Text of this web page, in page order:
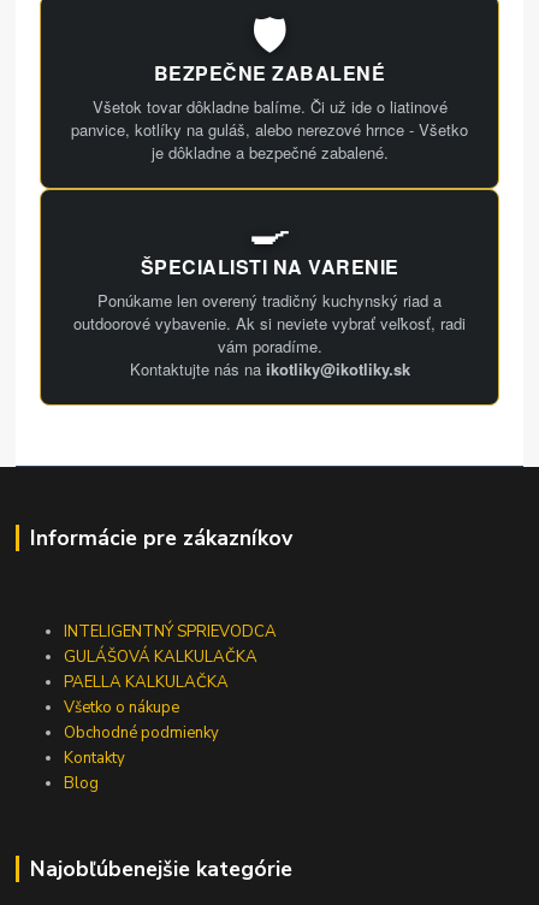
🛡️
BEZPEČNE ZABALENÉ
Všetok tovar dôkladne balíme. Či už ide o liatinové
panvice, kotlíky na guláš, alebo nerezové hrnce - Všetko
je dôkladne a bezpečné zabalené.
🍳
ŠPECIALISTI NA VARENIE
Ponúkame len overený tradičný kuchynský riad a
outdoorové vybavenie. Ak si neviete vybrať veľkosť, radi
vám poradíme.
Kontaktujte nás na ikotliky@ikotliky.sk
Informácie pre zákazníkov
INTELIGENTNÝ SPRIEVODCA
GULÁŠOVÁ KALKULAČKA
PAELLA KALKULAČKA
Všetko o nákupe
Obchodné podmienky
Kontakty
Blog
Najobľúbenejšie kategórie